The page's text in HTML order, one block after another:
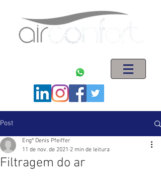
Post
Filtragem do ar
Engº Denis Pfeiffer
11 de nov. de 2021 2 min de leitura